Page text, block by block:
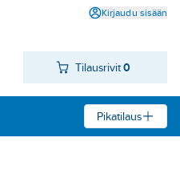
Kirjaudu sisään
Tilausrivit0
Pikatilaus